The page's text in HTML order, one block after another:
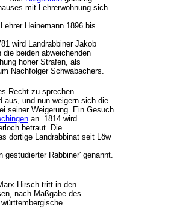
mit Lehrerwohnung sich
Heinemann 1896 bis
wird Landrabbiner Jakob
beiden abweichenden
hoher Strafen, als
Nachfolger Schwabachers.
Recht zu sprechen.
aus, und nun weigern sich die
seiner Weigerung. Ein Gesuch
an. 1814 wird
betraut. Die
dortige Landrabbinat seit Löw
Rabbiner' genannt.
Hirsch tritt in den
nach Maßgabe des